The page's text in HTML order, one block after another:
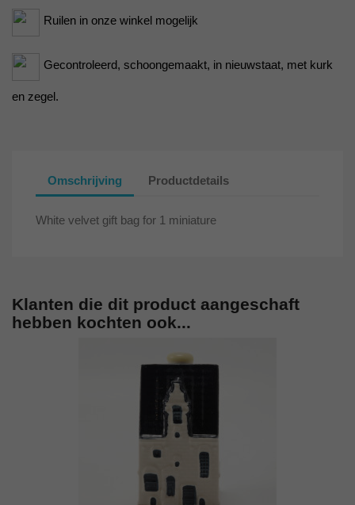
Ruilen in onze winkel mogelijk
Gecontroleerd, schoongemaakt, in nieuwstaat, met kurk
en zegel.
Omschrijving Productdetails
White velvet gift bag for 1 miniature
Klanten die dit product aangeschaft
hebben kochten ook...